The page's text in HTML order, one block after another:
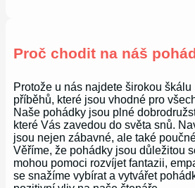
Proč chodit na náš
Protože u nás najdete širokou
příběhů, které jsou vhodné pro
Naše pohádky jsou plné
které Vás zavedou do světa snů.
jsou nejen zábavné, ale také
Věříme, že pohádky jsou důležitou
mohou pomoci rozvíjet fantazii,
se snažíme vybírat a vytvářet